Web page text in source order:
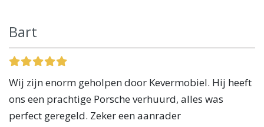
Bart
Wij zijn enorm geholpen door Kevermobiel. Hij heeft
ons een prachtige Porsche verhuurd, alles was
perfect geregeld. Zeker een aanrader